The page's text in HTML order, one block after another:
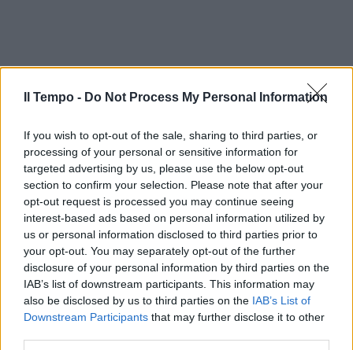
Il Tempo - Do Not Process My Personal Information
If you wish to opt-out of the sale, sharing to third parties, or
processing of your personal or sensitive information for
targeted advertising by us, please use the below opt-out
section to confirm your selection. Please note that after your
opt-out request is processed you may continue seeing
interest-based ads based on personal information utilized by
us or personal information disclosed to third parties prior to
your opt-out. You may separately opt-out of the further
disclosure of your personal information by third parties on the
IAB’s list of downstream participants. This information may
also be disclosed by us to third parties on the IAB’s List of
Downstream Participants that may further disclose it to other
In evidenza